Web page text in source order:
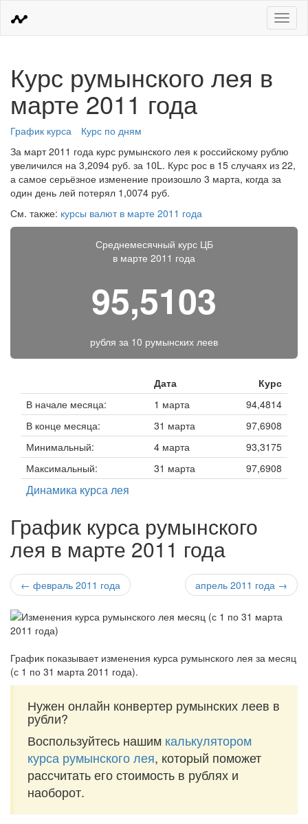
Меню
Курс румынского лея в
марте 2011 года
График курса
Курс по дням
За март 2011 года курс румынского лея к российскому рублю
увеличился на 3,2094 руб. за 10L. Курс рос в 15 случаях из 22,
а самое серьёзное изменение произошло 3 марта, когда за
один день лей потерял 1,0074 руб.
См. также: курсы валют в марте 2011 года
Среднемесячный курс ЦБ
в марте 2011 года
95,5103
рубля за 10 румынских леев
Дата
Курс
В начале месяца:
1 марта
94,4814
В конце месяца:
31 марта
97,6908
Минимальный:
4 марта
93,3175
Максимальный:
31 марта 97,6908
Динамика курса лея
График курса румынского
лея в марте 2011 года
← февраль 2011 года апрель 2011 года →
График показывает изменения курса румынского лея за месяц
(с 1 по 31 марта 2011 года).
Нужен онлайн конвертер румынских леев в
рубли?
Воспользуйтесь нашим калькулятором
курса румынского лея, который поможет
рассчитать его стоимость в рублях и
наоборот.